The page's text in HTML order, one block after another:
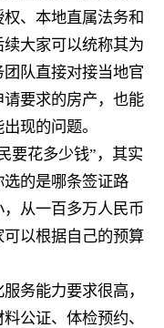
、本地直属法务和
大家可以统称其为
队直接对接当地官
要求的房产，也能
现的问题。
要花多少钱”，其实
的是哪条签证路
从一百多万人民币
以根据自己的预算
务能力要求很高，
公证、体检预约、